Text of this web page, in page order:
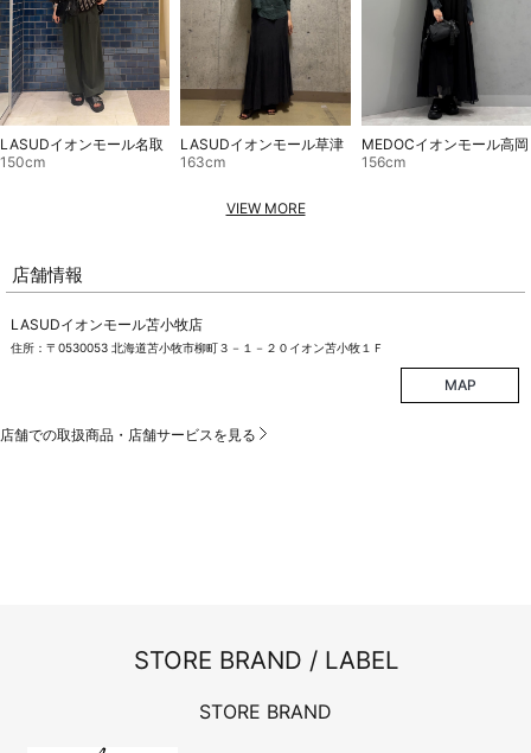
LASUDイオンモール名取
150cm
LASUDイオンモール草津
163cm
MEDOCイオンモール高岡
156cm
VIEW MORE
店舗情報
LASUDイオンモール苫小牧店
住所：〒0530053 北海道苫小牧市柳町３－１－２０イオン苫小牧１Ｆ
MAP
店舗での取扱商品・店舗サービスを見る
STORE BRAND / LABEL
STORE BRAND